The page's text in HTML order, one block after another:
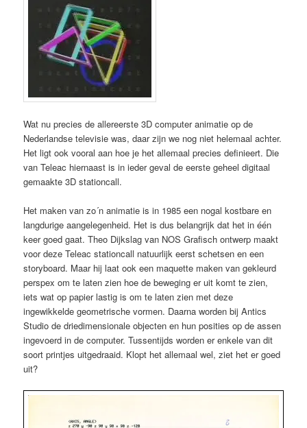
Wat nu precies de allereerste 3D computer animatie op de
Nederlandse televisie was, daar zijn we nog niet helemaal achter.
Het ligt ook vooral aan hoe je het allemaal precies definieert. Die
van Teleac hiernaast is in ieder geval de eerste geheel digitaal
gemaakte 3D stationcall.
Het maken van zo´n animatie is in 1985 een nogal kostbare en
langdurige aangelegenheid. Het is dus belangrijk dat het in één
keer goed gaat. Theo Dijkslag van NOS Grafisch ontwerp maakt
voor deze Teleac stationcall natuurlijk eerst schetsen en een
storyboard. Maar hij laat ook een maquette maken van gekleurd
perspex om te laten zien hoe de beweging er uit komt te zien,
iets wat op papier lastig is om te laten zien met deze
ingewikkelde geometrische vormen. Daarna worden bij Antics
Studio de driedimensionale objecten en hun posities op de assen
ingevoerd in de computer. Tussentijds worden er enkele van dit
soort printjes uitgedraaid. Klopt het allemaal wel, ziet het er goed
uit?